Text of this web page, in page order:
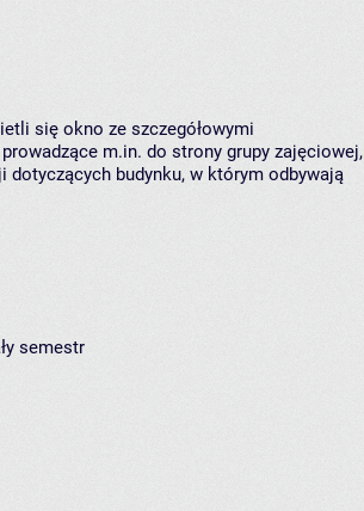
się okno ze szczegółowymi
m.in. do strony grupy zajęciowej,
budynku, w którym odbywają
semestr